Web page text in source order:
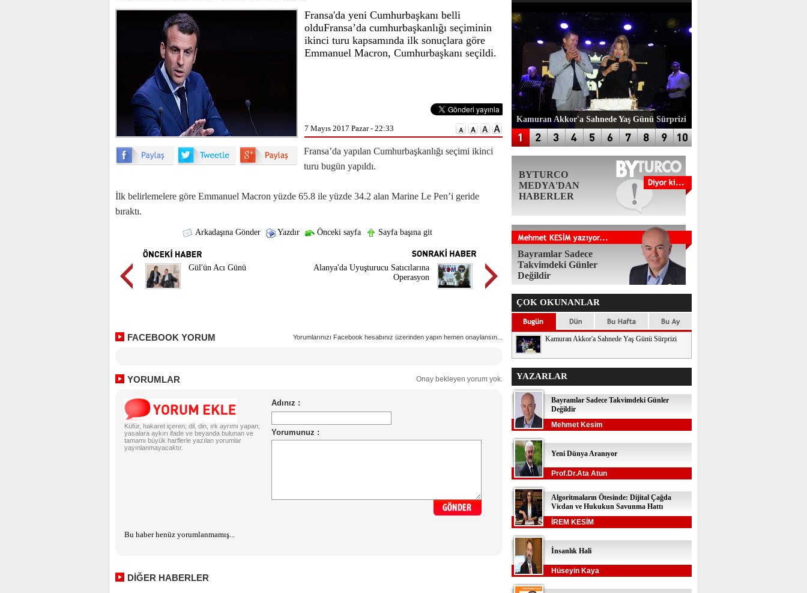
Fransa'da yeni Cumhurbaşkanı belli
olduFransa’da cumhurbaşkanlığı seçiminin
ikinci turu kapsamında ilk sonuçlara göre
Emmanuel Macron, Cumhurbaşkanı seçildi.
7 Mayıs 2017 Pazar - 22:33
Fransa’da yapılan Cumhurbaşkanlığı seçimi ikinci
turu bugün yapıldı.
İlk belirlemelere göre Emmanuel Macron yüzde 65.8 ile yüzde 34.2 alan Marine Le Pen’i geride
bıraktı.
Arkadaşına Gönder Yazdır Önceki sayfa Sayfa başına git
Gül'ün Acı Günü
Alanya'da Uyuşturucu Satıcılarına
Operasyon
FACEBOOK YORUM Yorumlarınızı Facebook hesabınız üzerinden yapın hemen onaylansın...
YORUMLAR Onay bekleyen yorum yok.
Küfür, hakaret içeren; dil, din, ırk ayrımı yapan;
yasalara aykırı ifade ve beyanda bulunan ve
tamamı büyük harflerle yazılan yorumlar
yayınlanmayacaktır.
Bu haber henüz yorumlanmamış...
DİĞER HABERLER
Kamuran Akkor'a Sahnede Yaş Günü Sürprizi
BYTURCO
MEDYA'DAN
HABERLER
Bayramlar Sadece
Takvimdeki Günler
Değildir
ÇOK OKUNANLAR
Kamuran Akkor'a Sahnede Yaş Günü Sürprizi
YAZARLAR
Bayramlar Sadece Takvimdeki Günler
Değildir
Mehmet Kesim
Yeni Dünya Aranıyor
Prof.Dr.Ata Atun
Algoritmaların Ötesinde: Dijital Çağda
Vicdan ve Hukukun Savunma Hattı
İREM KESİM
İnsanlık Hali
Hüseyin Kaya